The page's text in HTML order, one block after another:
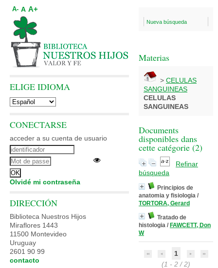
Nueva búsqueda
Materias
> CELULAS
SANGUINEAS
CELULAS
SANGUINEAS
Documents
disponibles dans
cette catégorie (2)
Refinar
búsqueda
Principios de
anatomia y fisiologia /
TORTORA, Gerard
Tratado de
histologia / FAWCETT, Don
W
1
(1 - 2 / 2)
A- A A+
ELIGE IDIOMA
CONECTARSE
acceder a su cuenta de usuario
Olvidé mi contraseña
DIRECCIÓN
Biblioteca Nuestros Hijos
Miraflores 1443
11500 Montevideo
Uruguay
2601 90 99
contacto